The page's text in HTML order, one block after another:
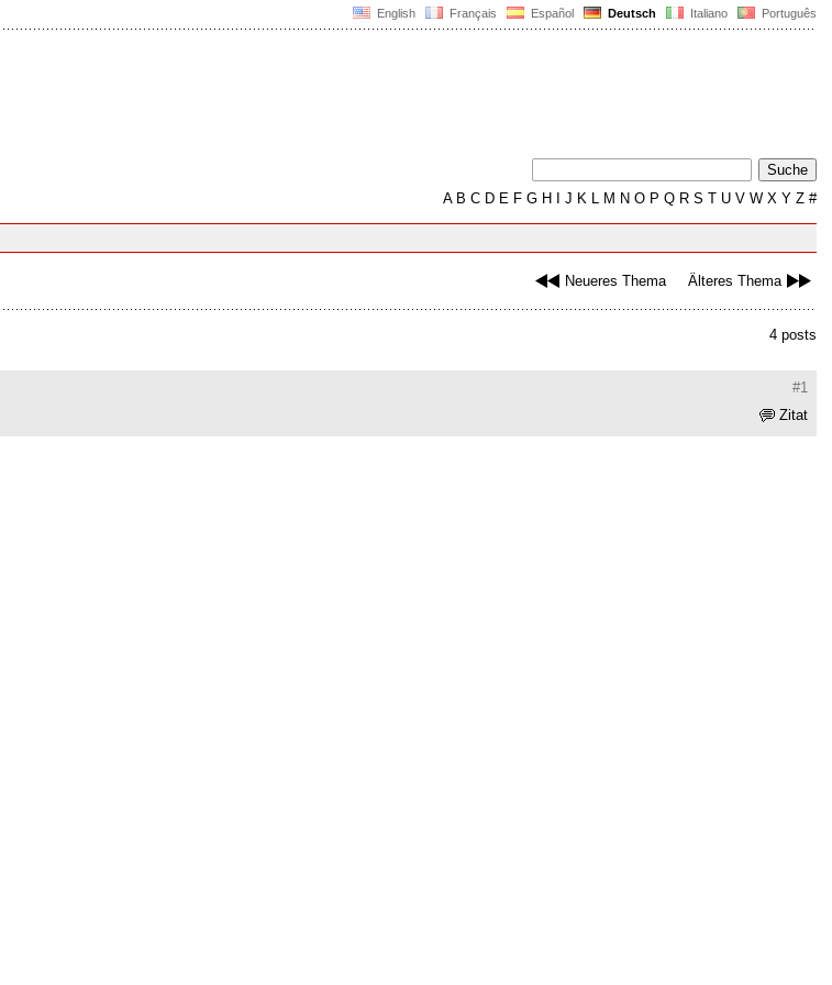
English Français Español Deutsch Italiano Português
AB C D E F G H J K L M N O P Q R S T U V W X Y Z #
Neueres Thema Älteres Thema
4 posts
#1
Zitat